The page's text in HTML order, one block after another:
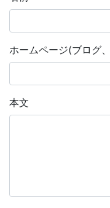
ホームページ(ブログ
本文